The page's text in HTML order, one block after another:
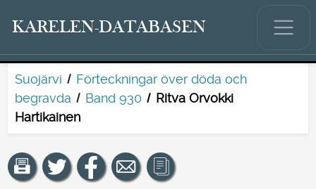
KARELEN-DATABASEN
Suojärvi
Förteckningar över döda och
begravda
Band 930
Ritva Orvokki
Hartikainen